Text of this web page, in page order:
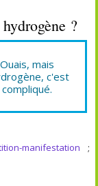
?
Ouais, mais
c'est
compliqué.
manifestation ;